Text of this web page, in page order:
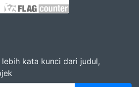
kata kunci dari judul,